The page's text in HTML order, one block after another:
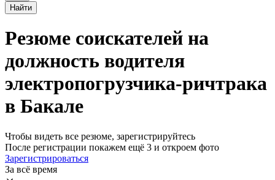
Найти
Резюме соискателей на
должность водителя
электропогрузчика-ричтрака
в Бакале
Чтобы видеть все резюме, зарегистрируйтесь
После регистрации покажем ещё 3 и откроем фото
Зарегистрироваться
За всё время